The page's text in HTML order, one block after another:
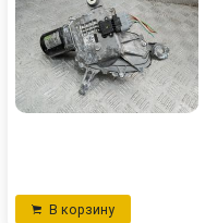
В корзину